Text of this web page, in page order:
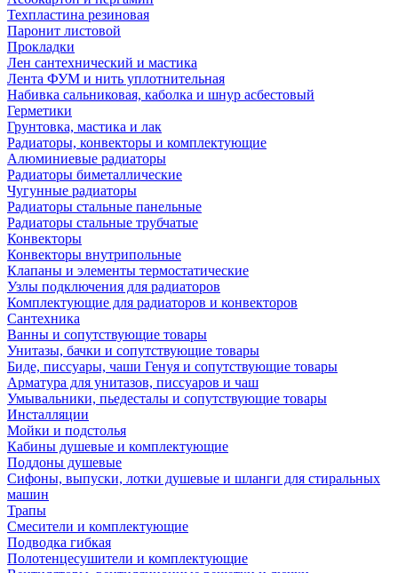
Техпластина резиновая
Паронит листовой
Прокладки
Лен сантехнический и мастика
Лента ФУМ и нить уплотнительная
Набивка сальниковая, каболка и шнур асбестовый
Герметики
Грунтовка, мастика и лак
Радиаторы, конвекторы и комплектующие
Алюминиевые радиаторы
Радиаторы биметаллические
Чугунные радиаторы
Радиаторы стальные панельные
Радиаторы стальные трубчатые
Конвекторы
Конвекторы внутрипольные
Клапаны и элементы термостатические
Узлы подключения для радиаторов
Комплектующие для радиаторов и конвекторов
Сантехника
Ванны и сопутствующие товары
Унитазы, бачки и сопутствующие товары
Биде, писсуары, чаши Генуя и сопутствующие товары
Арматура для унитазов, писсуаров и чаш
Умывальники, пьедесталы и сопутствующие товары
Инсталляции
Мойки и подстолья
Кабины душевые и комплектующие
Поддоны душевые
Сифоны, выпуски, лотки душевые и шланги для стиральных
машин
Трапы
Смесители и комплектующие
Подводка гибкая
Полотенцесушители и комплектующие